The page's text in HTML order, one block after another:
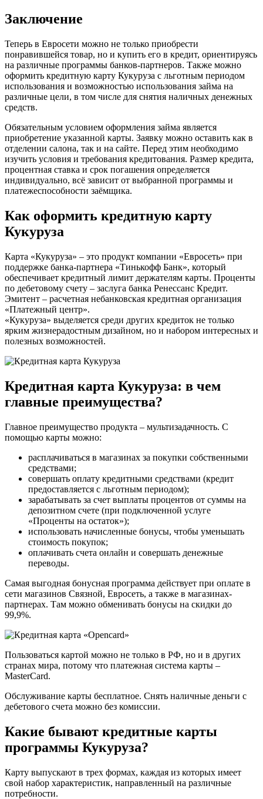
Заключение
Теперь в Евросети можно не только приобрести
понравившейся товар, но и купить его в кредит, ориентируясь
на различные программы банков-партнеров. Также можно
оформить кредитную карту Кукуруза с льготным периодом
использования и возможностью использования займа на
различные цели, в том числе для снятия наличных денежных
средств.
Обязательным условием оформления займа является
приобретение указанной карты. Заявку можно оставить как в
отделении салона, так и на сайте. Перед этим необходимо
изучить условия и требования кредитования. Размер кредита,
процентная ставка и срок погашения определяется
индивидуально, всё зависит от выбранной программы и
платежеспособности заёмщика.
Как оформить ​кредитную карту
Кукуруза
Карта «Кукуруза» – это продукт компании «Евросеть» при
поддержке банка-партнера «Тинькофф Банк», который
обеспечивает кредитный лимит держателям карты. Проценты
по дебетовому счету – заслуга банка Ренессанс Кредит.
Эмитент – расчетная небанковская кредитная организация
«Платежный центр».
«Кукуруза» выделяется среди других кредиток не только
ярким жизнерадостным дизайном, но и набором интересных и
полезных возможностей.
Кредитная карта Кукуруза: в чем
главные преимущества?
Главное преимущество продукта – мультизадачность. С
помощью карты можно:
расплачиваться в магазинах за покупки собственными
средствами;
совершать оплату кредитными средствами (кредит
предоставляется с льготным периодом);
зарабатывать за счет выплаты процентов от суммы на
депозитном счете (при подключенной услуге
«Проценты на остаток»);
использовать начисленные бонусы, чтобы уменьшать
стоимость покупок;
оплачивать счета онлайн и совершать денежные
переводы.
Самая выгодная бонусная программа действует при оплате в
сети магазинов Связной, Евросеть, а также в магазинах-
партнерах. Там можно обменивать бонусы на скидки до
99,9%.
Пользоваться картой можно не только в РФ, но и в других
странах мира, потому что платежная система карты –
MasterCard.
Обслуживание карты бесплатное. Снять наличные деньги с
дебетового счета можно без комиссии.
Какие бывают кредитные карты
программы Кукуруза?
Карту выпускают в трех формах, каждая из которых имеет
свой набор характеристик, направленный на различные
потребности.